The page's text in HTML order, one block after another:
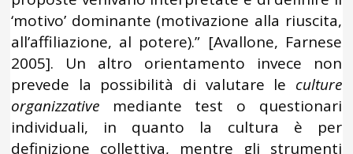
‘motivo’ dominante (motivazione alla riuscita,
all’affiliazione, al potere).” [Avallone, Farnese
2005]. Un altro orientamento invece non
prevede la possibilità di valutare le culture
organizzative mediante test o questionari
individuali, in quanto la cultura è per
definizione collettiva, mentre gli strumenti